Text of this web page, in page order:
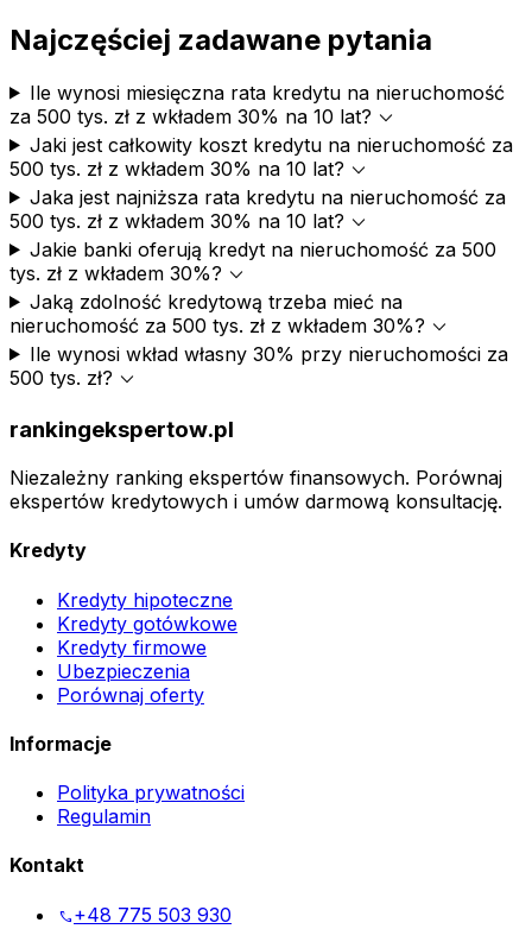
Najczęściej zadawane pytania
Ile wynosi miesięczna rata kredytu na nieruchomość
za 500 tys. zł z wkładem 30% na 10 lat? expand_more
Jaki jest całkowity koszt kredytu na nieruchomość za
500 tys. zł z wkładem 30% na 10 lat? expand_more
Jaka jest najniższa rata kredytu na nieruchomość za
500 tys. zł z wkładem 30% na 10 lat? expand_more
Jakie banki oferują kredyt na nieruchomość za 500
tys. zł z wkładem 30%? expand_more
Jaką zdolność kredytową trzeba mieć na
nieruchomość za 500 tys. zł z wkładem 30%? expand_more
Ile wynosi wkład własny 30% przy nieruchomości za
500 tys. zł? expand_more
rankingekspertow.pl
Niezależny ranking ekspertów finansowych. Porównaj
ekspertów kredytowych i umów darmową konsultację.
Kredyty
Kredyty hipoteczne
Kredyty gotówkowe
Kredyty firmowe
Ubezpieczenia
Porównaj oferty
Informacje
Polityka prywatności
Regulamin
Kontakt
phone+48 775 503 930